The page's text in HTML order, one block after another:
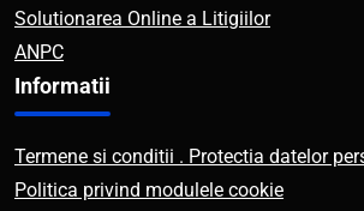
Solutionarea Online a Litigiilor
ANPC
Informatii
Termene si conditii . Protectia datelor
Politica privind modulele cookie